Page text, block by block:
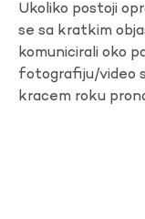
Ukoliko postoji
se sa kratkim
komunicirali oko
fotografiju/video
kracem roku